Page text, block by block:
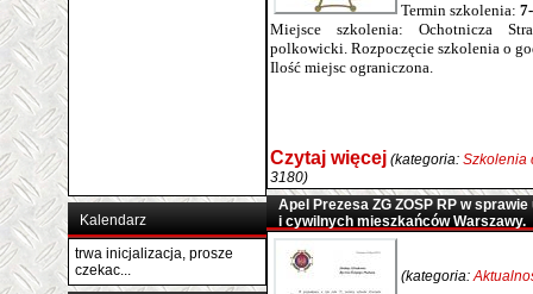
Kalendarz
trwa inicjalizacja, prosze
czekac...
Termin szkolenia:
Miejsce szkolenia: Ochotnicza
polkowicki. Rozpoczęcie szkolenia o
Ilość miejsc ograniczona.
Czytaj więcej (kategoria: Szkolenia
3180)
Apel Prezesa ZG ZOSP RP w
i cywilnych mieszkańców Warszawy.
(kategoria: